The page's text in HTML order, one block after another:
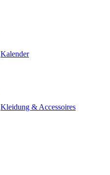
Kalender
Kleidung & Accessoires